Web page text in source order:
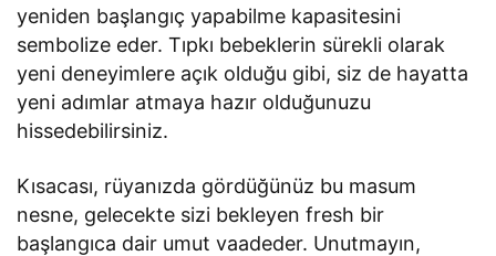
yeniden başlangıç yapabilme kapasitesini
sembolize eder. Tıpkı bebeklerin sürekli olarak
yeni deneyimlere açık olduğu gibi, siz de hayatta
yeni adımlar atmaya hazır olduğunuzu
hissedebilirsiniz.
Kısacası, rüyanızda gördüğünüz bu masum
nesne, gelecekte sizi bekleyen fresh bir
başlangıca dair umut vaadeder. Unutmayın,